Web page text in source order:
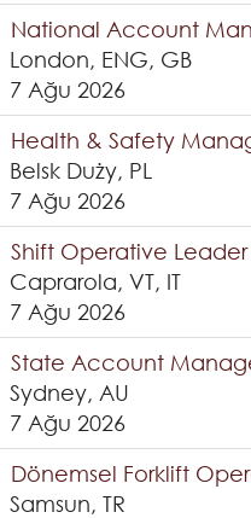
National Account
London, ENG, GB
7 Ağu 2026
Health & Safety
Belsk Duży, PL
7 Ağu 2026
Shift Operative
Caprarola, VT, IT
7 Ağu 2026
State Account
Sydney, AU
7 Ağu 2026
Dönemsel Forklift
Samsun, TR